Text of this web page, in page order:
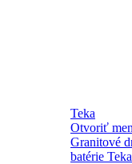
Teka
Otvoriť
Granitové
batérie Teka